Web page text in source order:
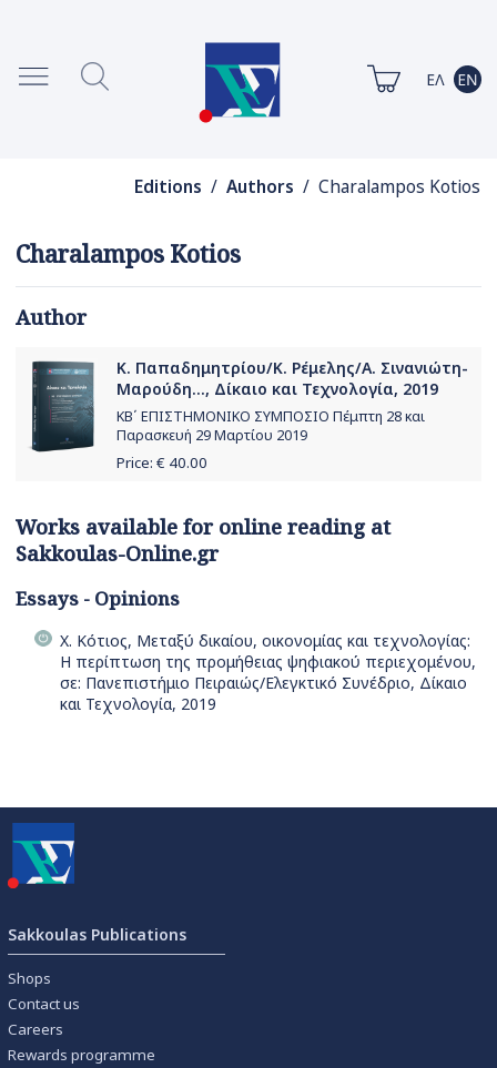
Editions / Authors / Charalampos Kotios
Charalampos Kotios
Author
Κ. Παπαδημητρίου/Κ. Ρέμελης/Α. Σινανιώτη-
Μαρούδη..., Δίκαιο και Τεχνολογία, 2019
ΚΒ΄ ΕΠΙΣΤΗΜΟΝΙΚΟ ΣΥΜΠΟΣΙΟ Πέμπτη 28 και
Παρασκευή 29 Μαρτίου 2019
Price: € 40.00
Works available for online reading at
Sakkoulas-Online.gr
Essays - Opinions
Χ. Κότιος, Μεταξύ δικαίου, οικονομίας και τεχνολογίας:
Η περίπτωση της προμήθειας ψηφιακού περιεχομένου,
σε: Πανεπιστήμιο Πειραιώς/Ελεγκτικό Συνέδριο, Δίκαιο
και Τεχνολογία, 2019
Sakkoulas Publications
Shops
Contact us
Careers
Rewards programme